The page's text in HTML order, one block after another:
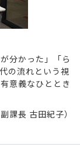
分かった」「ら
の流れという視
意義なひととき
課長 古田紀子）